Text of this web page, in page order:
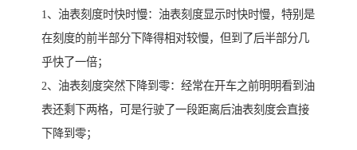
1、油表刻度时快时慢：油表刻度显示时快时慢，特别是
在刻度的前半部分下降得相对较慢，但到了后半部分几
乎快了一倍；
2、油表刻度突然下降到零：经常在开车之前明明看到油
表还剩下两格，可是行驶了一段距离后油表刻度会直接
下降到零；